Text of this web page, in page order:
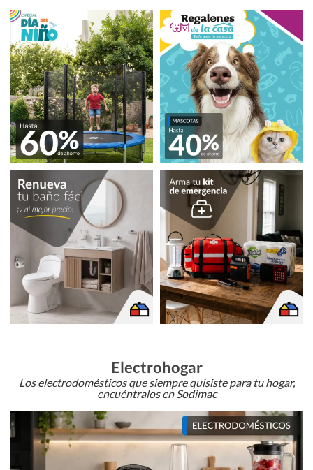
Electrohogar
Los electrodomésticos que siempre quisiste para tu hogar,
encuéntralos en Sodimac